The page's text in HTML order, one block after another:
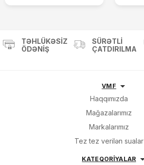
TƏHLÜKƏSIZ
ÖDƏNIŞ
SÜRƏTLI
ÇATDIRILMA
VMF
Haqqımızda
Mağazalarımız
Markalarımız
Tez tez verilən sualar
KATEQORİYALAR